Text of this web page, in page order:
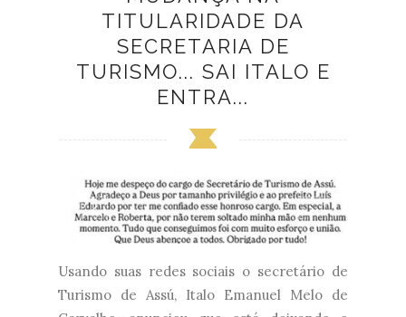
TITULARIDADE DA
SECRETARIA DE
TURISMO... SAI ITALO E
ENTRA...
Usando suas redes sociais o secretário de
Turismo de Assú, Italo Emanuel Melo de